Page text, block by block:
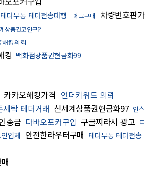
테더무통 테더전송대행 에그구매
차량번호판가
상품권코인구입
해킹의뢰
킹 백화점상품권현금화99
카카오해킹가격 언더키워드 의뢰
세탁 테더거래 신세계상품권현금화97 인스
송금 다바오포커구입 구글찌라시 광고 트
업체 안전한라우터구매 테더무통 테더전송